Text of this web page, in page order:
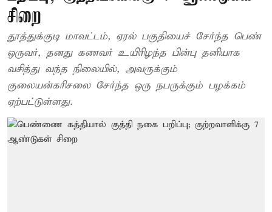
சிறை
தூத்துக்குடி மாவட்டம், ஏரல் பகுதியைச் சேர்ந்த பெண்
ஒருவர், தனது கணவர் உயிரிழந்த பின்பு தனியாக
வசித்து வந்த நிலையில், அவருக்கும்
குலையன்கரிசலை சேர்ந்த ஒரு நபருக்கும் பழக்கம்
ஏற்பட்டுள்ளது.